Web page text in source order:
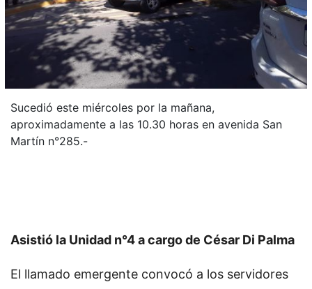
Sucedió este miércoles por la mañana,
aproximadamente a las 10.30 horas en avenida San
Martín n°285.-
Asistió la Unidad n°4 a cargo de César Di Palma
El llamado emergente convocó a los servidores